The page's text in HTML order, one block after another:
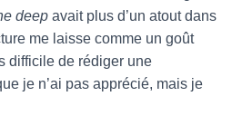
deep avait plus d’un atout dans
me laisse comme un goût
difficile de rédiger une
je n’ai pas apprécié, mais je